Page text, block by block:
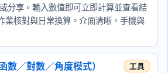
分享。輸入數值即可立即計算並查看結
業核對與日常換算。介面清晰，手機與
數／對數／角度模式）